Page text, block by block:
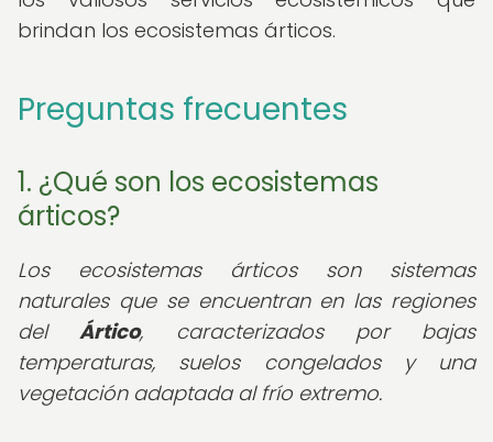
brindan los ecosistemas árticos.
Preguntas frecuentes
1. ¿Qué son los ecosistemas
árticos?
Los ecosistemas árticos son sistemas
naturales que se encuentran en las regiones
delÁrtico, caracterizados por bajas
temperaturas, suelos congelados y una
vegetación adaptada al frío extremo.